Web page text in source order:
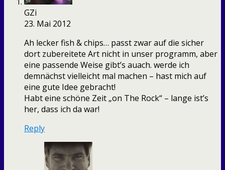
GZi
23. Mai 2012
Ah lecker fish & chips… passt zwar auf die sicher
dort zubereitete Art nicht in unser programm, aber
eine passende Weise gibt’s auach. werde ich
demnächst vielleicht mal machen – hast mich auf
eine gute Idee gebracht!
Habt eine schöne Zeit „on The Rock“ – lange ist’s
her, dass ich da war!
Reply